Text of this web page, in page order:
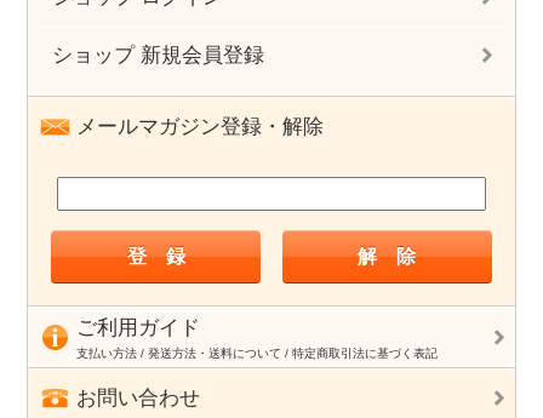
ショップ 新規会員登録
メールマガジン登録・解除
ご利用ガイド
支払い方法 / 発送方法・送料について / 特定商取引法に基づく表記
お問い合わせ